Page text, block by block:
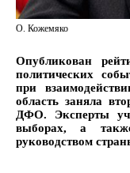
О. Кожемяко
Опубликован
политических
при
область заняла
ДФО. Эксперты
выборах, а
руководством